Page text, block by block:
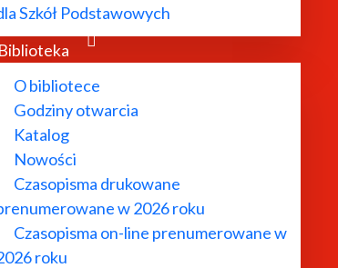
Szkół Podstawowych
Biblioteka
O bibliotece
Godziny otwarcia
Katalog
Nowości
Czasopisma drukowane
w 2026 roku
Czasopisma on-line prenumerowane w
roku
dotyczy udostępnienia w formie alternatywnej
złożyć skargę do organu
090 Warszawa